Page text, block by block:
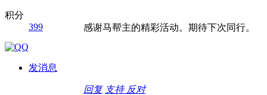
积分
399
发消息
感谢马帮主的精彩活动。期待下次同行。
回复 支持 反对